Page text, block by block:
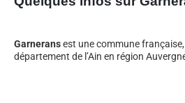
Garneransest une commune
département de l’Ain en région